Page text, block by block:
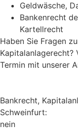
Geldwäsche,
Bankenrecht
Kartellrecht
Haben Sie Fragen
Kapitalanlagerecht?
Termin mit unserer
Bank­recht,
Schweinfurt:
nein